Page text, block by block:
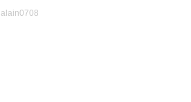
alain0708